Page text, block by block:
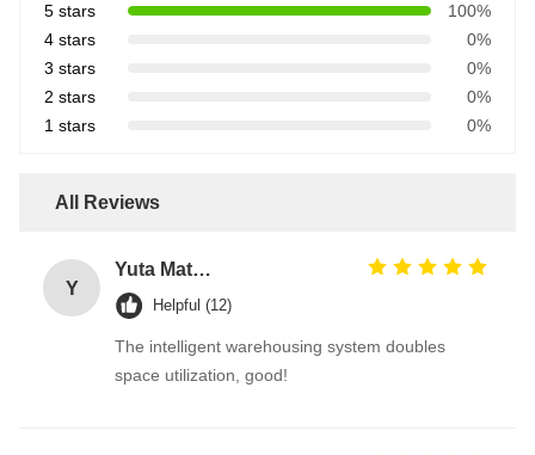
5 stars
100%
4 stars
0%
3 stars
0%
2 stars
0%
1 stars
0%
All Reviews
Y
Yuta Matsumoto
Helpful (12)
The intelligent warehousing system doubles
space utilization, good!